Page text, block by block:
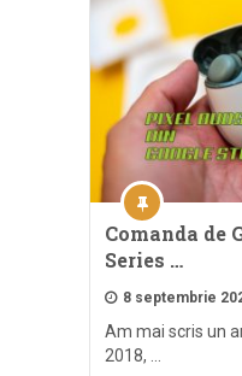
Comanda de
Series …
8 septembrie
Am mai scris un
2018, …